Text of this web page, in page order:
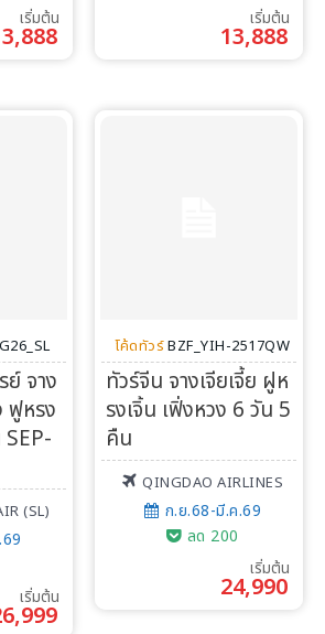
เริ่มต้น
เริ่มต้น
13,888
จาง
ฟูหรง
(SL)
เริ่มต้น
โค้ดทัวร์ BZF_YIH-2517QW
ทัวร์จีน จางเจียเจี้ย ฝูห
รงเจิ้น เฟิ่งหวง 6 วัน 5
คืน
QINGDAO AIRLINES
ก.ย.68-มี.ค.69
ลด 200
เริ่มต้น
24,990